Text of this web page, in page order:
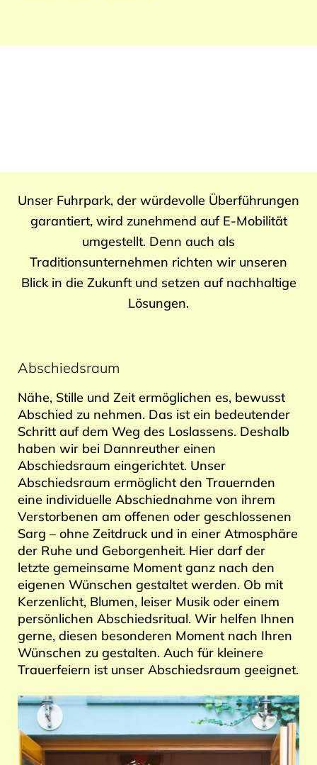
Unser Fuhrpark, der würdevolle Überführungen
garantiert, wird zunehmend auf E-Mobilität
umgestellt. Denn auch als
Traditionsunternehmen richten wir unseren
Blick in die Zukunft und setzen auf nachhaltige
Lösungen.
Abschiedsraum
Nähe, Stille und Zeit ermöglichen es, bewusst
Abschied zu nehmen. Das ist ein bedeutender
Schritt auf dem Weg des Loslassens. Deshalb
haben wir bei Dannreuther einen
Abschiedsraum eingerichtet. Unser
Abschiedsraum ermöglicht den Trauernden
eine individuelle Abschiednahme von ihrem
Verstorbenen am offenen oder geschlossenen
Sarg – ohne Zeitdruck und in einer Atmosphäre
der Ruhe und Geborgenheit. Hier darf der
letzte gemeinsame Moment ganz nach den
eigenen Wünschen gestaltet werden. Ob mit
Kerzenlicht, Blumen, leiser Musik oder einem
persönlichen Abschiedsritual. Wir helfen Ihnen
gerne, diesen besonderen Moment nach Ihren
Wünschen zu gestalten. Auch für kleinere
Trauerfeiern ist unser Abschiedsraum geeignet.